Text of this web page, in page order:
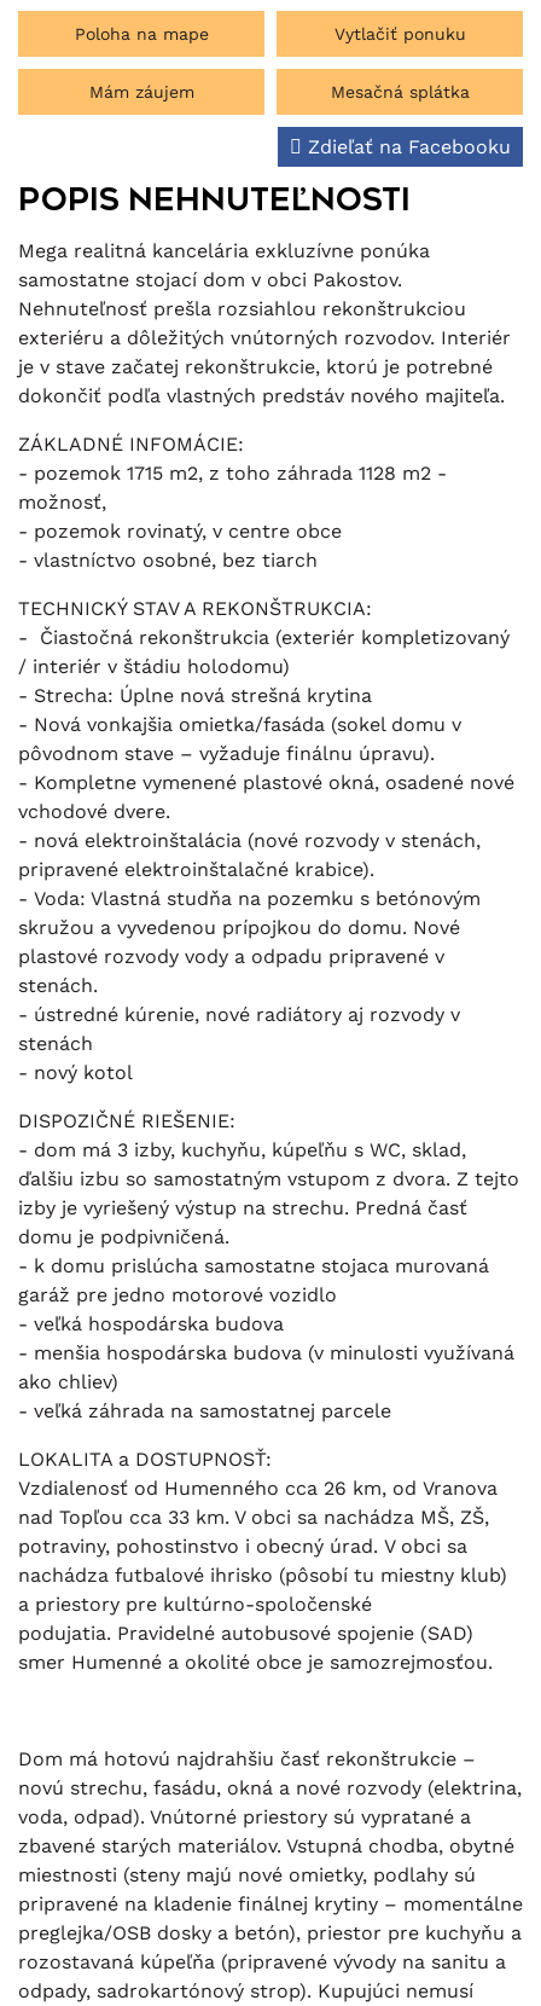
Poloha na mape Vytlačiť ponuku
Mám záujem Mesačná splátka
Popis nehnuteľnosti
Zdieľať na Facebooku
Mega realitná kancelária exkluzívne ponúka
samostatne stojací dom v obci Pakostov.
Nehnuteľnosť prešla rozsiahlou rekonštrukciou
exteriéru a dôležitých vnútorných rozvodov. Interiér
je v stave začatej rekonštrukcie, ktorú je potrebné
dokončiť podľa vlastných predstáv nového majiteľa.
ZÁKLADNÉ INFOMÁCIE:
- pozemok 1715 m2, z toho záhrada 1128 m2 -
možnosť,
- pozemok rovinatý, v centre obce
- vlastníctvo osobné, bez tiarch
TECHNICKÝ STAV A REKONŠTRUKCIA:
- Čiastočná rekonštrukcia (exteriér kompletizovaný
/ interiér v štádiu holodomu)
- Strecha: Úplne nová strešná krytina
- Nová vonkajšia omietka/fasáda (sokel domu v
pôvodnom stave – vyžaduje finálnu úpravu).
- Kompletne vymenené plastové okná, osadené nové
vchodové dvere.
- nová elektroinštalácia (nové rozvody v stenách,
pripravené elektroinštalačné krabice).
- Voda: Vlastná studňa na pozemku s betónovým
skružou a vyvedenou prípojkou do domu. Nové
plastové rozvody vody a odpadu pripravené v
stenách.
- ústredné kúrenie, nové radiátory aj rozvody v
stenách
- nový kotol
DISPOZIČNÉ RIEŠENIE:
- dom má 3 izby, kuchyňu, kúpeľňu s WC, sklad,
ďalšiu izbu so samostatným vstupom z dvora. Z tejto
izby je vyriešený výstup na strechu. Predná časť
domu je podpivničená.
- k domu prislúcha samostatne stojaca murovaná
garáž pre jedno motorové vozidlo
- veľká hospodárska budova
- menšia hospodárska budova (v minulosti využívaná
ako chliev)
- veľká záhrada na samostatnej parcele
LOKALITA a DOSTUPNOSŤ:
Vzdialenosť od Humenného cca 26 km, od Vranova
nad Topľou cca 33 km. V obci sa nachádza MŠ, ZŠ,
potraviny, pohostinstvo i obecný úrad. V obci sa
nachádza futbalové ihrisko (pôsobí tu miestny klub)
a priestory pre kultúrno-spoločenské
podujatia. Pravidelné autobusové spojenie (SAD)
smer Humenné a okolité obce je samozrejmosťou.
Dom má hotovú najdrahšiu časť rekonštrukcie –
novú strechu, fasádu, okná a nové rozvody (elektrina,
voda, odpad). Vnútorné priestory sú vypratané a
zbavené starých materiálov. Vstupná chodba, obytné
miestnosti (steny majú nové omietky, podlahy sú
pripravené na kladenie finálnej krytiny – momentálne
preglejka/OSB dosky a betón), priestor pre kuchyňu a
rozostavaná kúpeľňa (pripravené vývody na sanitu a
odpady, sadrokartónový strop). Kupujúci nemusí